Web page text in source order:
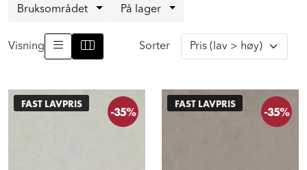
Bruksområdet På lager
Visning Sorter
FAST LAVPRIS
-35%
FAST LAVPRIS
-35%